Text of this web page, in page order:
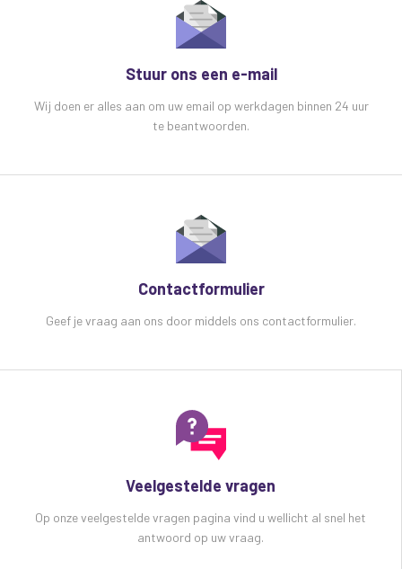
50 gram
Stuur ons een e-mail
Wij doen er alles aan om uw email op werkdagen binnen 24 uur
te beantwoorden.
Contactformulier
Geef je vraag aan ons door middels ons contactformulier.
Veelgestelde vragen
Op onze veelgestelde vragen pagina vind u wellicht al snel het
antwoord op uw vraag.